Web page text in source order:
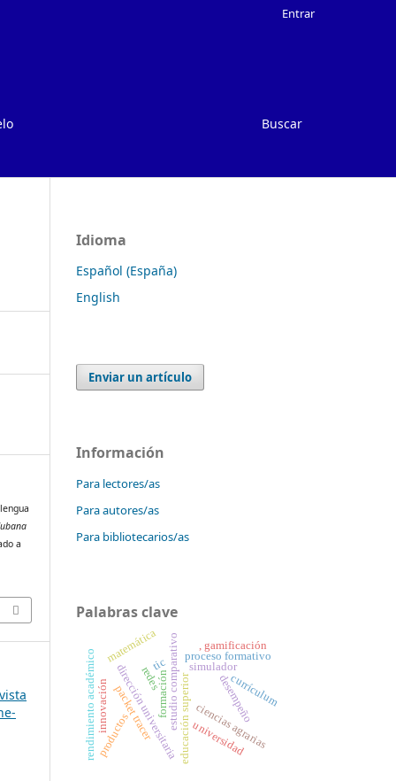
Buscar
Entrar
a
Idioma
Español (España)
English
Enviar un artículo
Información
Para lectores/as
Para autores/as
Para bibliotecarios/as
Palabras clave
desempeño
educación superior
formación
dirección universitaria
estudio comparativo simulador
packet tracer
redes
tic
ciencias agrarias
proceso formativo
matemática
universidad
productos
currículum
, gamificación
innovación
rendimiento académico